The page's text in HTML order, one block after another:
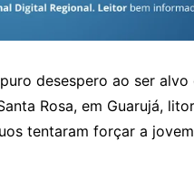
desespero ao ser
Rosa, em Guarujá,
tentaram forçar a